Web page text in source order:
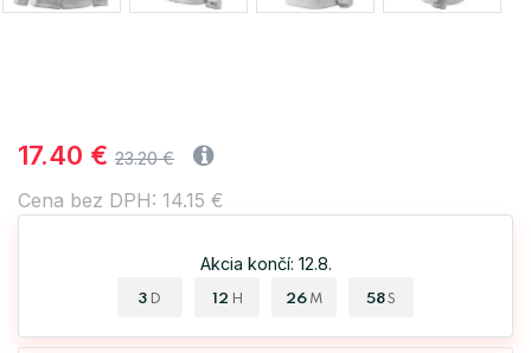
17.40 € 23.20 €
Cena bez DPH: 14.15 €
Akcia končí: 12.8.
3 D 12 H 26 M 57 S